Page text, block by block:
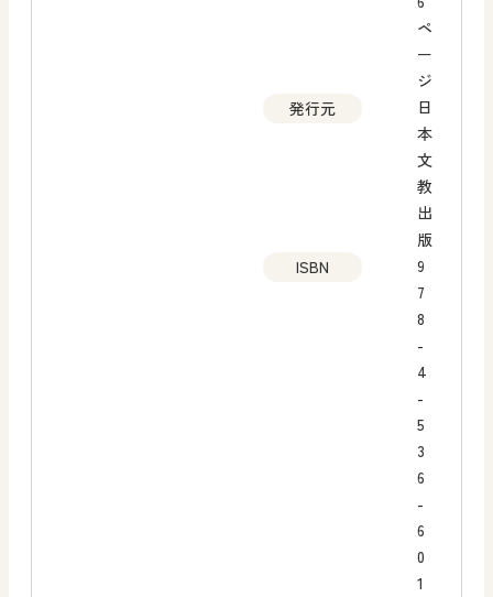
ペ
ー
ジ
発行元
日
本
文
教
出
版
ISBN
9
7
8
-
4
-
5
3
6
-
6
0
1